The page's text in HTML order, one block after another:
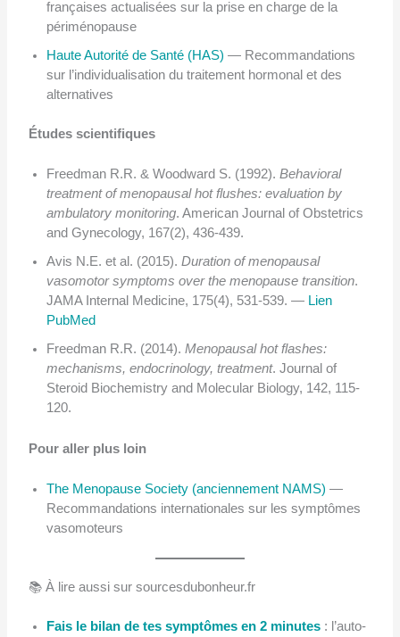
françaises actualisées sur la prise en charge de la
périménopause
Haute Autorité de Santé (HAS) — Recommandations
sur l’individualisation du traitement hormonal et des
alternatives
Études scientifiques
Freedman R.R. & Woodward S. (1992). Behavioral
treatment of menopausal hot flushes: evaluation by
ambulatory monitoring. American Journal of Obstetrics
and Gynecology, 167(2), 436-439.
Avis N.E. et al. (2015). Duration of menopausal
vasomotor symptoms over the menopause transition.
JAMA Internal Medicine, 175(4), 531-539. — Lien
PubMed
Freedman R.R. (2014). Menopausal hot flashes:
mechanisms, endocrinology, treatment. Journal of
Steroid Biochemistry and Molecular Biology, 142, 115-
120.
Pour aller plus loin
The Menopause Society (anciennement NAMS) —
Recommandations internationales sur les symptômes
vasomoteurs
📚 À lire aussi sur sourcesdubonheur.fr
Fais le bilan de tes symptômes en 2 minutes : l’auto-